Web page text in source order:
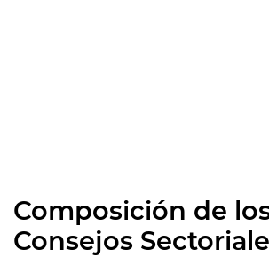
Composición de
Consejos